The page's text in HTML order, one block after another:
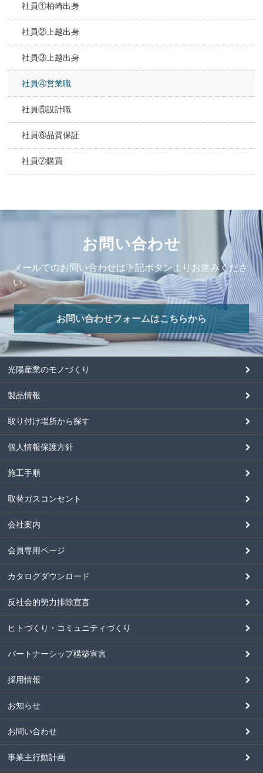
社員①柏崎出身
社員②上越出身
社員③上越出身
社員④営業職
社員⑤設計職
社員⑥品質保証
社員⑦購買
お問い合わせ
メールでのお問い合わせは下記ボタンよりお進みくださ
い。
お問い合わせフォームはこちらから
光陽産業のモノづくり
製品情報
取り付け場所から探す
個人情報保護方針
施工手順
取替ガスコンセント
会社案内
会員専用ページ
カタログダウンロード
反社会的勢力排除宣言
ヒトづくり・コミュニティづくり
パートナーシップ構築宣言
採用情報
お知らせ
お問い合わせ
事業主行動計画